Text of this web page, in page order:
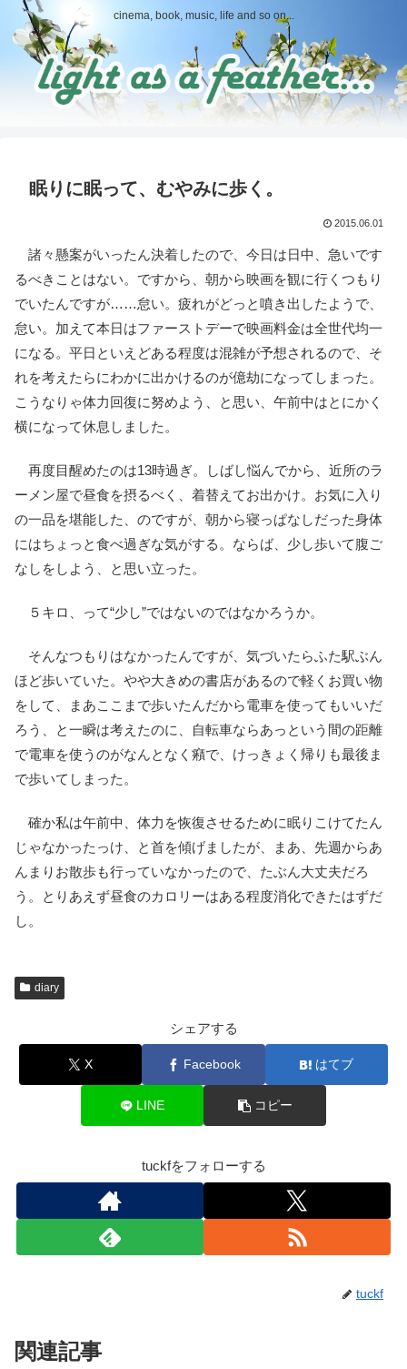
cinema, book, music, life and so on...
眠りに眠って、むやみに歩く。
2015.06.01
諸々懸案がいったん決着したので、今日は日中、急いです
るべきことはない。ですから、朝から映画を観に行くつもり
でいたんですが……怠い。疲れがどっと噴き出したようで、
怠い。加えて本日はファーストデーで映画料金は全世代均一
になる。平日といえどある程度は混雑が予想されるので、そ
れを考えたらにわかに出かけるのが億劫になってしまった。
こうなりゃ体力回復に努めよう、と思い、午前中はとにかく
横になって休息しました。
再度目醒めたのは13時過ぎ。しばし悩んでから、近所のラ
ーメン屋で昼食を摂るべく、着替えてお出かけ。お気に入り
の一品を堪能した、のですが、朝から寝っぱなしだった身体
にはちょっと食べ過ぎな気がする。ならば、少し歩いて腹ご
なしをしよう、と思い立った。
５キロ、って“少し”ではないのではなかろうか。
そんなつもりはなかったんですが、気づいたらふた駅ぶん
ほど歩いていた。やや大きめの書店があるので軽くお買い物
をして、まあここまで歩いたんだから電車を使ってもいいだ
ろう、と一瞬は考えたのに、自転車ならあっという間の距離
で電車を使うのがなんとなく癪で、けっきょく帰りも最後ま
で歩いてしまった。
確か私は午前中、体力を恢復させるために眠りこけてたん
じゃなかったっけ、と首を傾げましたが、まあ、先週からあ
んまりお散歩も行っていなかったので、たぶん大丈夫だろ
う。とりあえず昼食のカロリーはある程度消化できたはずだ
し。
diary
シェアする
X Facebook はてブ
LINE コピー
tuckfをフォローする
tuckf
関連記事